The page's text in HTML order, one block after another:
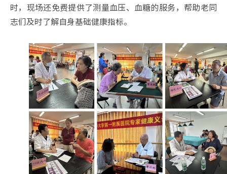
时，现场还免费提供了测量血压、血糖的服务，帮助老同
志们及时了解自身基础健康指标。